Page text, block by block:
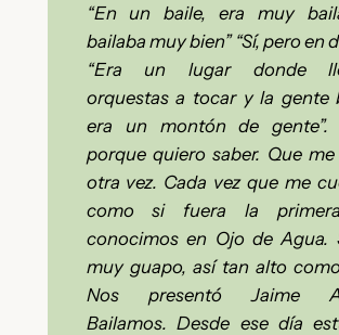
“En un baile, era muy
bailaba muy bien” “Sí, pero en
“Era un lugar donde
orquestas a tocar y la gente
era un montón de gente”.
porque quiero saber. Que
otra vez. Cada vez que me
como si fuera la
conocimos en Ojo de Agua.
muy guapo, así tan alto
Nos presentó Jaime
Bailamos. Desde ese día